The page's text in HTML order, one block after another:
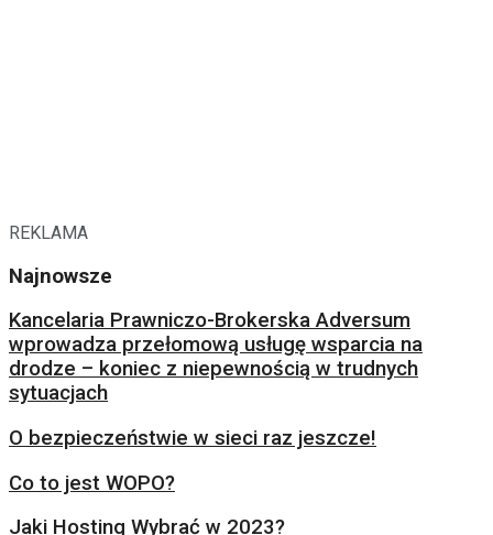
REKLAMA
Najnowsze
Kancelaria Prawniczo-Brokerska Adversum
wprowadza przełomową usługę wsparcia na
drodze – koniec z niepewnością w trudnych
sytuacjach
O bezpieczeństwie w sieci raz jeszcze!
Co to jest WOPO?
Jaki Hosting Wybrać w 2023?